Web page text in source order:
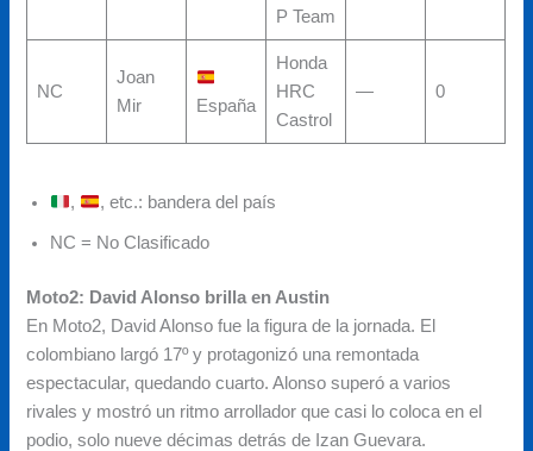
P Team
NC
Joan
Mir
España
Honda
HRC
Castrol
— 0
, , etc.: bandera del país
NC = No Clasificado
Moto2: David Alonso brilla en Austin
En Moto2, David Alonso fue la figura de la jornada. El
colombiano largó 17º y protagonizó una remontada
espectacular, quedando cuarto. Alonso superó a varios
rivales y mostró un ritmo arrollador que casi lo coloca en el
podio, solo nueve décimas detrás de Izan Guevara.